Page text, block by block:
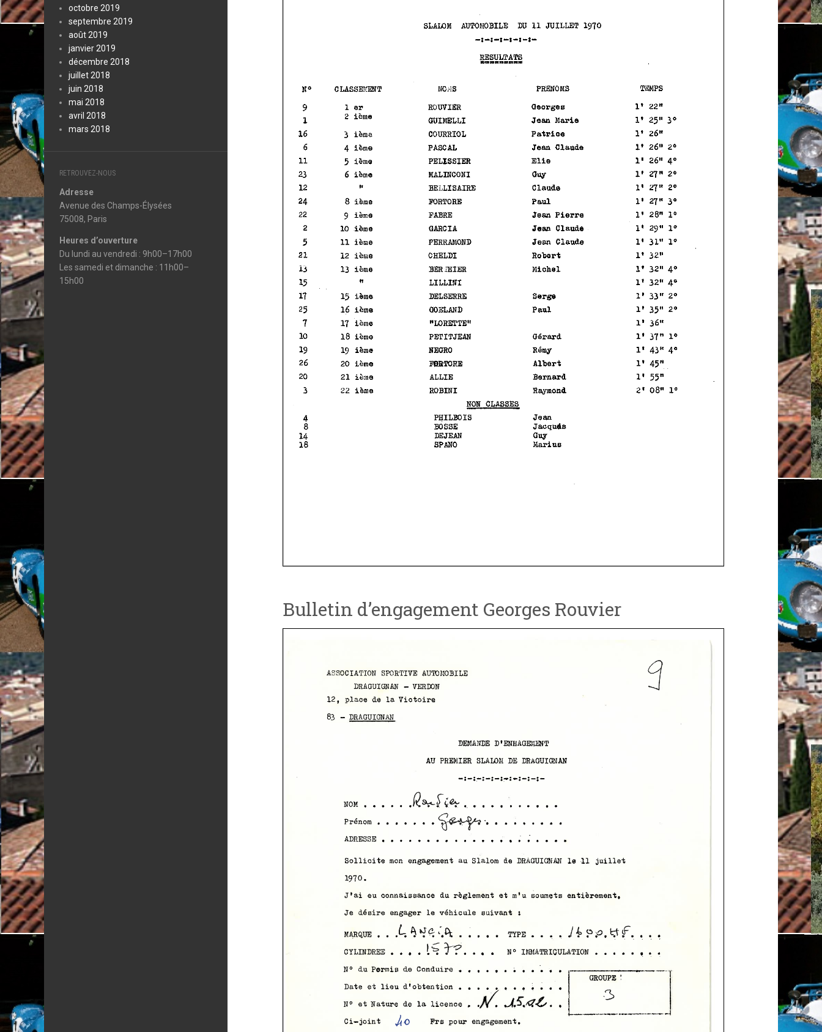
octobre 2019
septembre 2019
août 2019
janvier 2019
décembre 2018
juillet 2018
juin 2018
mai 2018
avril 2018
mars 2018
RETROUVEZ-NOUS
Adresse
Avenue des Champs-Élysées
75008, Paris
Heures d’ouverture
Du lundi au vendredi : 9h00–17h00
Les samedi et dimanche : 11h00–
15h00
Bulletin d’engagement Georges Rouvier